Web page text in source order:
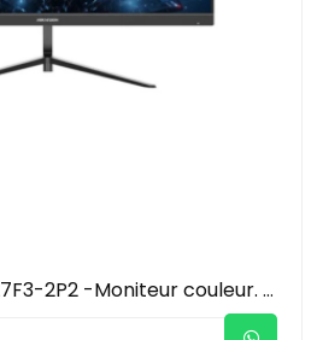
HIKVISION DS-D5027F3-2P2 -Moniteur couleur. Technologie IPS, écran ultra-large avec un angle de vision de 178°. Affichage LVDS FHD 8 bits (1920 × 1080). Fréquence de rafraîchissement de 100 Hz pour une vidéo plus fluide et plus réaliste